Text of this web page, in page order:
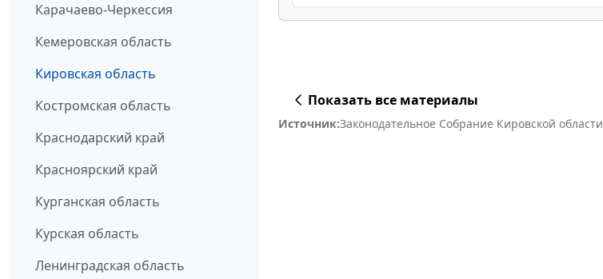
Карачаево-Черкессия
Кемеровская область
Кировская область
Костромская область
Краснодарский край
Красноярский край
Курганская область
Курская область
Ленинградская область
Показать все материалы
Источник:Законодательное Собрание Кировской области